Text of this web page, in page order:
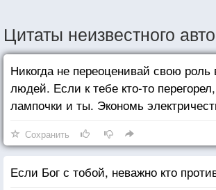
Цитаты неизвестного
Никогда не переоценивай свою роль
людей. Если к тебе кто-то
лампочки и ты. Экономь
Сохранить
Если Бог с тобой, неважно кто